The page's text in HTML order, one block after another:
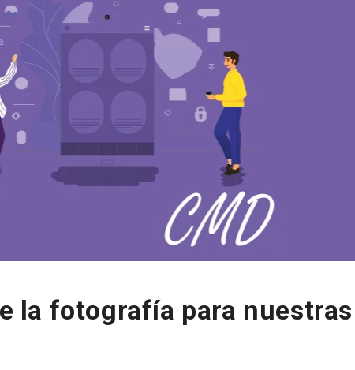
la fotografía para nuestras